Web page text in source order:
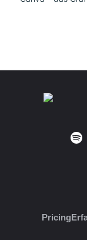
Pricing